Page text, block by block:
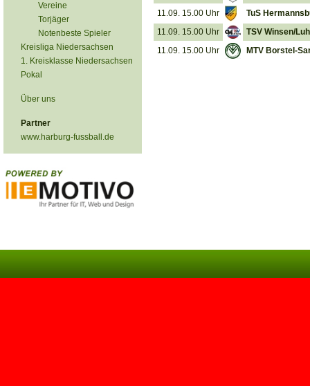
Vereine
Torjäger
Notenbeste Spieler
Kreisliga Niedersachsen
1. Kreisklasse Niedersachsen
Pokal
Über uns
Partner
www.harburg-fussball.de
11.09. 15.00 Uhr
TuS
11.09. 15.00 Uhr
TSV Winsen/
11.09. 15.00 Uhr
MTV Borstel-